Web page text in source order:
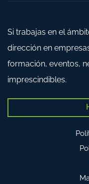
Si trabajas en el
dirección en
formación, eventos,
imprescindibles.